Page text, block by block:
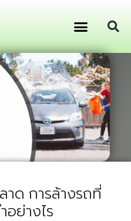
าด การล้างรถที่
ย่างไร